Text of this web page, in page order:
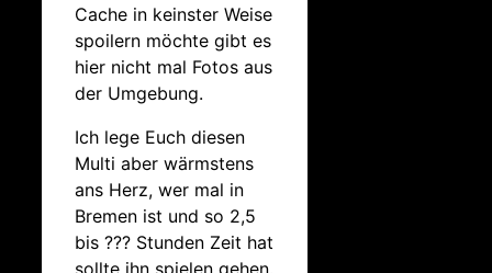
Cache in keinster Weise
spoilern möchte gibt es
hier nicht mal Fotos aus
der Umgebung.
Ich lege Euch diesen
Multi aber wärmstens
ans Herz, wer mal in
Bremen ist und so 2,5
bis ??? Stunden Zeit hat
sollte ihn spielen gehen.